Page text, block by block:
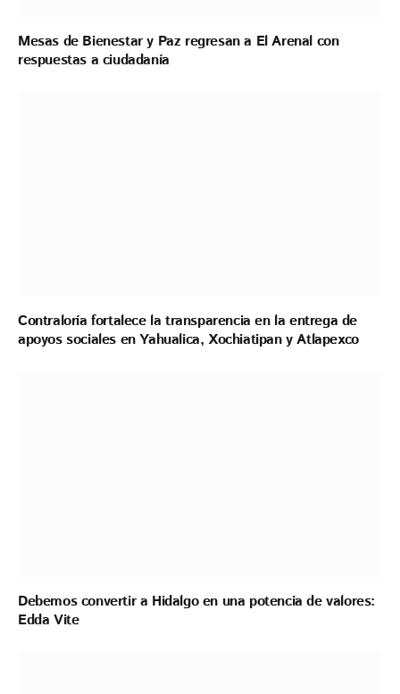
Mesas de Bienestar y Paz regresan a El Arenal con
respuestas a ciudadanía
Contraloría fortalece la transparencia en la entrega de
apoyos sociales en Yahualica, Xochiatipan y Atlapexco
Debemos convertir a Hidalgo en una potencia de valores:
Edda Vite